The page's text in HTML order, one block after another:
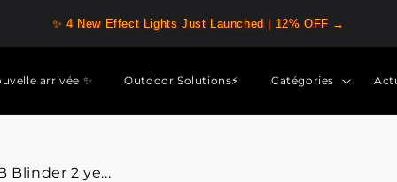
✨ 4 New Effect Lights Just Launched | 12% OFF →
arrivée ✨ Outdoor Solutions⚡ Catégories
Blinder 2 ye...